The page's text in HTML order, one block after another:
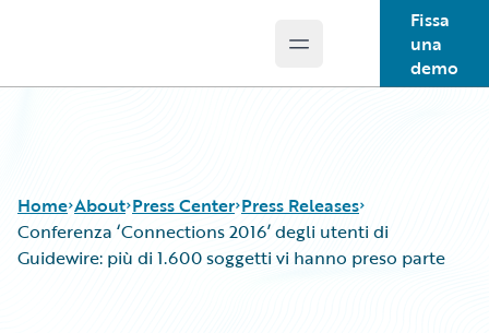
Open main menu
Fissa
una
demo
Home About Press Center Press Releases
Conferenza ‘Connections 2016’ degli utenti di
Guidewire: più di 1.600 soggetti vi hanno preso parte